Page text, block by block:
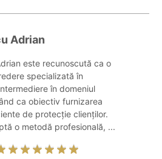
Adrian
este recunoscută ca o
specializată în
în domeniul
ca obiectiv furnizarea
de protecție clienților.
o metodă profesională, ...